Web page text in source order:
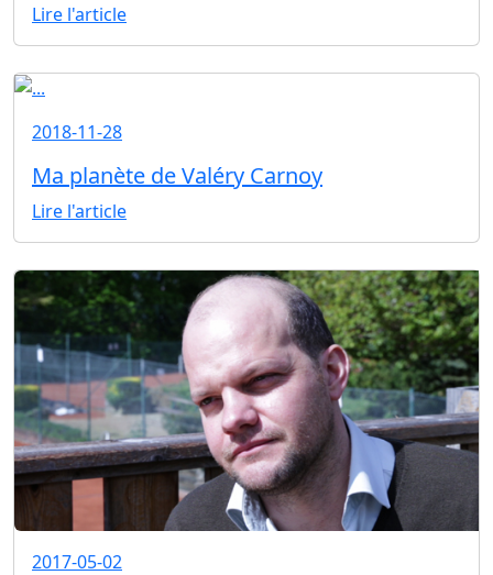
Lire l'article
2018-11-28
Ma planète de Valéry Carnoy
Lire l'article
2017-05-02